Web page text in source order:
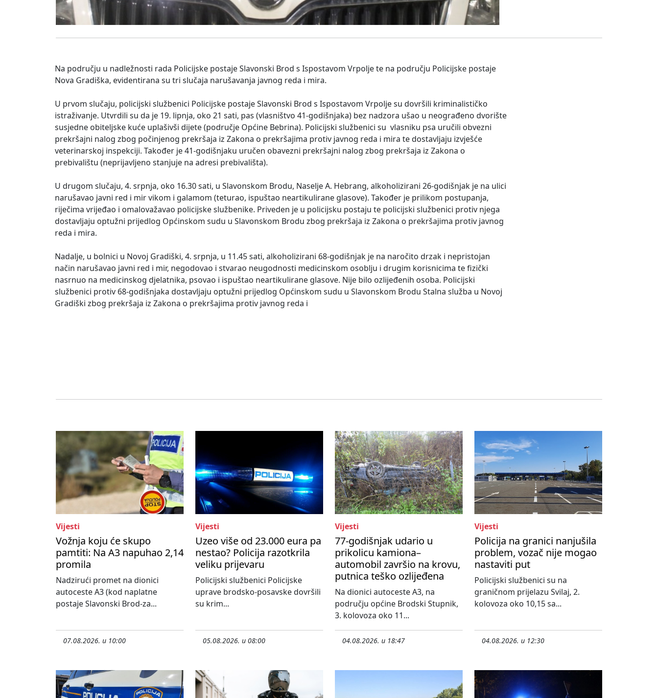
Na području u nadležnosti rada Policijske postaje Slavonski Brod s Ispostavom Vrpolje te na području Policijske postaje
Nova Gradiška, evidentirana su tri slučaja narušavanja javnog reda i mira.
U prvom slučaju, policijski službenici Policijske postaje Slavonski Brod s Ispostavom Vrpolje su dovršili kriminalističko
istraživanje. Utvrdili su da je 19. lipnja, oko 21 sati, pas (vlasništvo 41-godišnjaka) bez nadzora ušao u neograđeno dvorište
susjedne obiteljske kuće uplašivši dijete (područje Općine Bebrina). Policijski službenici su vlasniku psa uručili obvezni
prekršajni nalog zbog počinjenog prekršaja iz Zakona o prekršajima protiv javnog reda i mira te dostavljaju izvješće
veterinarskoj inspekciji. Također je 41-godišnjaku uručen obavezni prekršajni nalog zbog prekršaja iz Zakona o
prebivalištu (neprijavljeno stanjuje na adresi prebivališta).
U drugom slučaju, 4. srpnja, oko 16.30 sati, u Slavonskom Brodu, Naselje A. Hebrang, alkoholizirani 26-godišnjak je na ulici
narušavao javni red i mir vikom i galamom (teturao, ispuštao neartikulirane glasove). Također je prilikom postupanja,
riječima vrijeđao i omalovažavao policijske službenike. Priveden je u policijsku postaju te policijski službenici protiv njega
dostavljaju optužni prijedlog Općinskom sudu u Slavonskom Brodu zbog prekršaja iz Zakona o prekršajima protiv javnog
reda i mira.
Nadalje, u bolnici u Novoj Gradiški, 4. srpnja, u 11.45 sati, alkoholizirani 68-godišnjak je na naročito drzak i nepristojan
način narušavao javni red i mir, negodovao i stvarao neugodnosti medicinskom osoblju i drugim korisnicima te fizički
nasrnuo na medicinskog djelatnika, psovao i ispuštao neartikulirane glasove. Nije bilo ozlijeđenih osoba. Policijski
službenici protiv 68-godišnjaka dostavljaju optužni prijedlog Općinskom sudu u Slavonskom Brodu Stalna služba u Novoj
Gradiški zbog prekršaja iz Zakona o prekršajima protiv javnog reda i
Vijesti
Vožnja koju će skupo
pamtiti: Na A3 napuhao 2,14
promila
Nadzirući promet na dionici
autoceste A3 (kod naplatne
postaje Slavonski Brod-za...
07.08.2026. u 10:00
Vijesti
Uzeo više od 23.000 eura pa
nestao? Policija razotkrila
veliku prijevaru
Policijski službenici Policijske
uprave brodsko-posavske dovršili
su krim...
05.08.2026. u 08:00
Vijesti
77-godišnjak udario u
prikolicu kamiona–
automobil završio na krovu,
putnica teško ozlijeđena
Na dionici autoceste A3, na
području općine Brodski Stupnik,
3. kolovoza oko 11...
04.08.2026. u 18:47
Vijesti
Policija na granici nanjušila
problem, vozač nije mogao
nastaviti put
Policijski službenici su na
graničnom prijelazu Svilaj, 2.
kolovoza oko 10,15 sa...
04.08.2026. u 12:30